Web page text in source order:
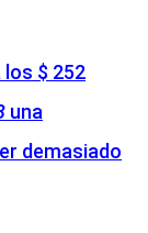
$ 252
una
demasiado